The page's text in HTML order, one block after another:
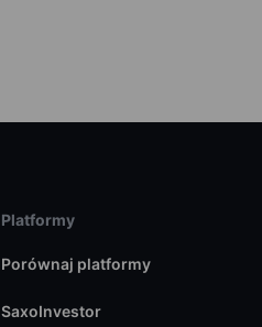
Platformy
Porównaj platformy
SaxoInvestor